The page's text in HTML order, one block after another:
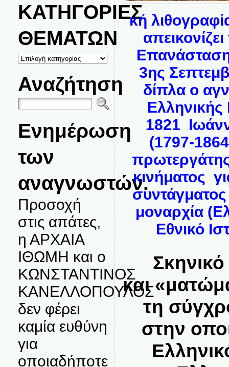
ΚΑΤΗΓΟΡΙΕΣ
ΘΕΜΑΤΩΝ
ΚΑΤΗΓΟΡΙΕΣ
ΘΕΜΑΤΩΝ
Αναζήτηση
Ενημέρωση
των
αναγνωστών.
Προσοχή
στις απάτες,
η ΑΡΧΑΙΑ
ΙΘΩΜΗ και ο
ΚΩΝΣΤΑΝΤΙΝΟΣ
ΚΑΝΕΛΛΟΠΟΥΛΟΣ
δεν φέρει
καμία ευθύνη
για
οποιαδήποτε
κή
3ης
δίπλα ο
1821
(1797-
κινήματος
μοναρχία
Εθνικό
Σκηνικό
και
τη
στην